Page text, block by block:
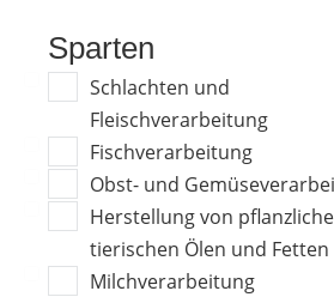
Sparten
Schlachten und
Fleischverarbeitung
Fischverarbeitung
Obst- und
Herstellung von
tierischen Ölen und Fetten
Milchverarbeitung